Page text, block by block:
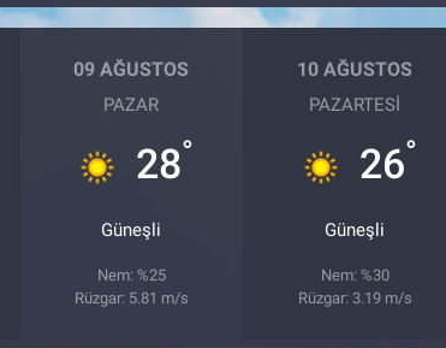
09 AĞUSTOS
PAZAR
28°
Güneşli
Nem: %25
Rüzgar: 5.81 m/s
10 AĞUSTOS
PAZARTESI
26°
Güneşli
Nem: %30
Rüzgar: 3.19 m/s